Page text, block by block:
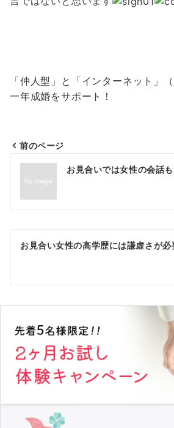
「仲人型」と「インターネット」
一年成婚をサポート！
投
ナ
ビ
ゲ
シ
ョ
ン
前のページ
お見合いでは女性の会話も
お見合い女性の高学歴には謙虚さが必